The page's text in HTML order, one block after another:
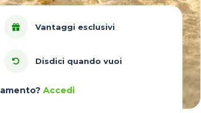
Vantaggi esclusivi
Disdici quando vuoi
Accedi